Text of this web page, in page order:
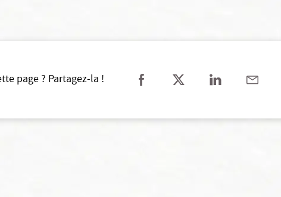
page ? Partagez-la !